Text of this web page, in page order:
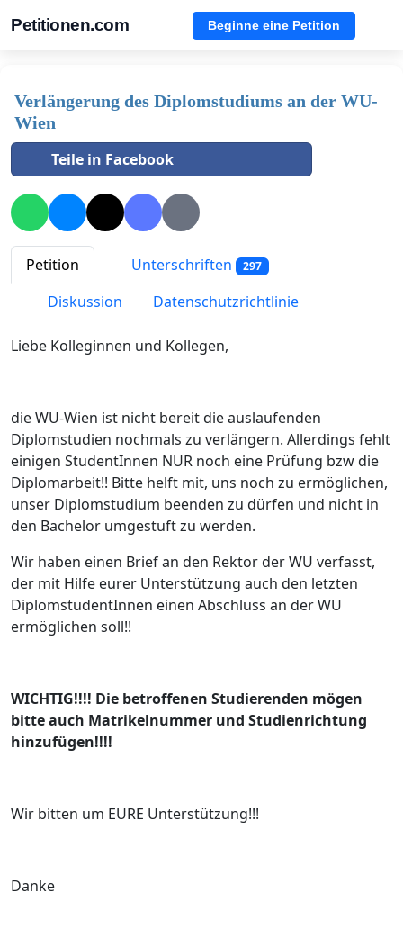
Petitionen.com Beginne eine Petition
Verlängerung des Diplomstudiums an der WU-
Wien
Teile in Facebook
Petition Unterschriften 297
Diskussion Datenschutzrichtlinie
Liebe Kolleginnen und Kollegen,
die WU-Wien ist nicht bereit die auslaufenden
Diplomstudien nochmals zu verlängern. Allerdings fehlt
einigen StudentInnen NUR noch eine Prüfung bzw die
Diplomarbeit!! Bitte helft mit, uns noch zu ermöglichen,
unser Diplomstudium beenden zu dürfen und nicht in
den Bachelor umgestuft zu werden.
Wir haben einen Brief an den Rektor der WU verfasst,
der mit Hilfe eurer Unterstützung auch den letzten
DiplomstudentInnen einen Abschluss an der WU
ermöglichen soll!!
WICHTIG!!!! Die betroffenen Studierenden mögen
bitte auch Matrikelnummer und Studienrichtung
hinzufügen!!!!
Wir bitten um EURE Unterstützung!!!
Danke